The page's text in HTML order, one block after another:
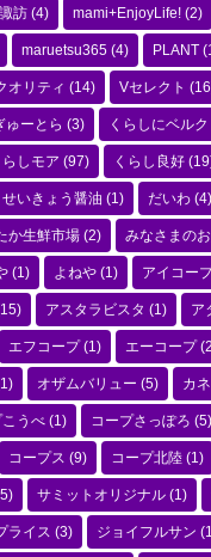
訪 (4) mami+EnjoyLife! (2)
maruetsu365 (4) PLANT
オリティ (14) Vセレクト
ゅーとら (3) くらしにベルク
らしモア (97) くらし良好
せいきょう醤油 (1) だいわ (4)
か生鮮市場 (2) みなさまの
(1) よねや (1) アイコー
アスタラビスタ (1) ア
エフコープ(1) エーコープ
オザムバリュー (5) カ
うべ (1) コープさっぽろ (5)
コープス (9) コープ北陸 (1)
サミットオリジナル (1)
ライス (3) ジョイフルサン